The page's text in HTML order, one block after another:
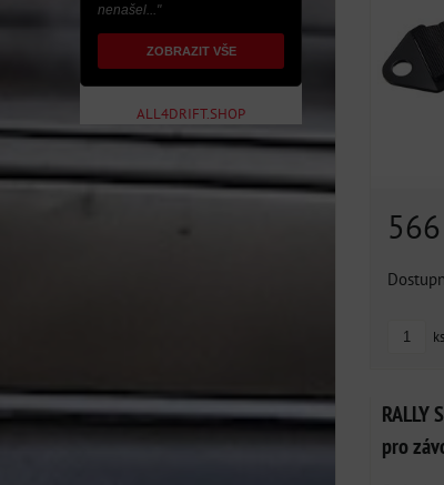
ks
RALLY
pro
nenašel..."
ZOBRAZIT VŠE
ALL4DRIFT.SHOP